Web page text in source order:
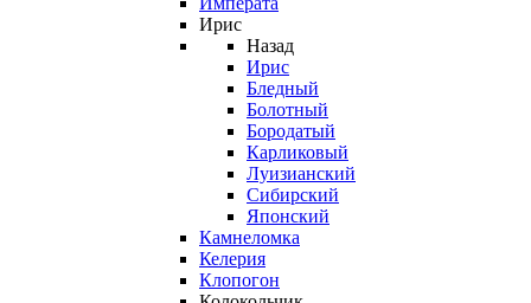
Ирис
Назад
Ирис
Бледный
Болотный
Бородатый
Карликовый
Луизианский
Сибирский
Японский
Камнеломка
Келерия
Клопогон